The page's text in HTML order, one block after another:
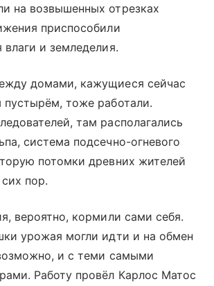
на возвышенных отрезках
приспособили
влаги и земледелия.
домами, кажущиеся сейчас
пустырём, тоже работали.
там располагались
система подсечно-огневого
потомки древних жителей
пор.
вероятно, кормили сами себя.
урожая могли идти и на обмен
и с теми самыми
Работу провёл Карлос Матос